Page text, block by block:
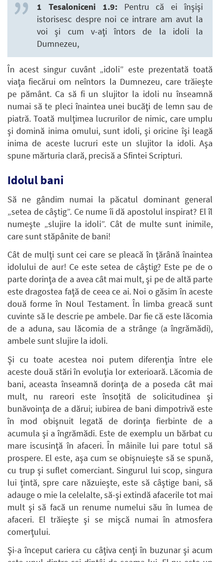
1 Tesaloniceni 1.9:Pentru că ei înşişi
istorisesc despre noi ce intrare am avut la
voi şi cum v-aţi întors de la idoli la
Dumnezeu,
În acest singur cuvânt „idoli” este prezentată toată
viaţa fiecărui om neîntors la Dumnezeu, care trăieşte
pe pământ. Ca să fi un slujitor la idoli nu înseamnă
numai să te pleci înaintea unei bucăţi de lemn sau de
piatră. Toată mulţimea lucrurilor de nimic, care umplu
şi domină inima omului, sunt idoli, şi oricine îşi leagă
inima de aceste lucruri este un slujitor la idoli. Aşa
spune mărturia clară, precisă a Sfintei Scripturi.
Idolul bani
Să ne gândim numai la păcatul dominant general
„setea de câştig”. Ce nume îi dă apostolul inspirat? El îl
numeşte „slujire la idoli”. Cât de multe sunt inimile,
care sunt stăpânite de bani!
Cât de mulţi sunt cei care se pleacă în ţărână înaintea
idolului de aur! Ce este setea de câştig? Este pe de o
parte dorinţa de a avea cât mai mult, şi pe de altă parte
este dragostea faţă de ceea ce ai. Noi o găsim în aceste
două forme în Noul Testament. În limba greacă sunt
cuvinte să le descrie pe ambele. Dar fie că este lăcomia
de a aduna, sau lăcomia de a strânge (a îngrămădi),
ambele sunt slujire la idoli.
Şi cu toate acestea noi putem diferenţia între ele
aceste două stări în evoluţia lor exterioară. Lăcomia de
bani, aceasta înseamnă dorinţa de a poseda cât mai
mult, nu rareori este însoţită de solicitudinea şi
bunăvoinţa de a dărui; iubirea de bani dimpotrivă este
în mod obişnuit legată de dorinţa fierbinte de a
acumula şi a îngrămădi. Este de exemplu un bărbat cu
mare iscusinţă în afaceri. În mâinile lui pare totul să
prospere. El este, aşa cum se obişnuieşte să se spună,
cu trup şi suflet comerciant. Singurul lui scop, singura
lui ţintă, spre care năzuieşte, este să câştige bani, să
adauge o mie la celelalte, să-şi extindă afacerile tot mai
mult şi să facă un renume numelui său în lumea de
afaceri. El trăieşte şi se mişcă numai în atmosfera
comerţului.
Şi-a început cariera cu câţiva cenţi în buzunar şi acum